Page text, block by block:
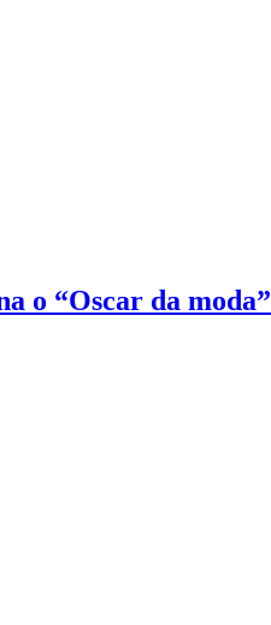
o “Oscar da moda”